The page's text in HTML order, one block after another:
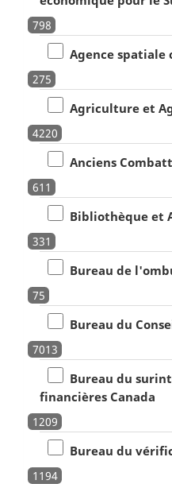
798
Agence spatiale
275
Agriculture et
4220
Anciens
611
Bibliothèque et
331
Bureau de
75
Bureau du
7013
Bureau du
financières Canada
1209
Bureau du
1194